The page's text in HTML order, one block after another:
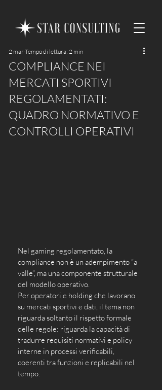
COMPLIANCE NEI
MERCATI SPORTIVI
REGOLAMENTATI:
QUADRO NORMATIVO E
CONTROLLI OPERATIVI
2 marTempo di lettura: 2 min
Nel gaming regolamentato, la
compliance non è un adempimento “a
valle”, ma una componente strutturale
del modello operativo.
Per operatori e holding che lavorano
su mercati sportivi e dati, il tema non
riguarda soltanto il rispetto formale
delle regole: riguarda la capacità di
tradurre requisiti normativi e policy
interne in processi verificabili,
coerenti tra funzioni e replicabili nel
tempo.